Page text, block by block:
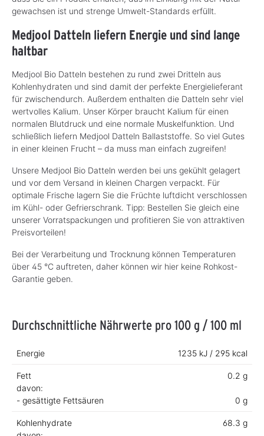
gewachsen ist und strenge Umwelt-Standards erfüllt.
Medjool Datteln liefern Energie und sind lange
haltbar
Medjool Bio Datteln bestehen zu rund zwei Dritteln aus
Kohlenhydraten und sind damit der perfekte Energielieferant
für zwischendurch. Außerdem enthalten die Datteln sehr viel
wertvolles Kalium. Unser Körper braucht Kalium für einen
normalen Blutdruck und eine normale Muskelfunktion. Und
schließlich liefern Medjool Datteln Ballaststoffe. So viel Gutes
in einer kleinen Frucht – da muss man einfach zugreifen!
Unsere Medjool Bio Datteln werden bei uns gekühlt gelagert
und vor dem Versand in kleinen Chargen verpackt. Für
optimale Frische lagern Sie die Früchte luftdicht verschlossen
im Kühl- oder Gefrierschrank. Tipp: Bestellen Sie gleich eine
unserer Vorratspackungen und profitieren Sie von attraktiven
Preisvorteilen!
Bei der Verarbeitung und Trocknung können Temperaturen
über 45 °C auftreten, daher können wir hier keine Rohkost-
Garantie geben.
Durchschnittliche Nährwerte pro 100 g / 100 ml
Energie 1235 kJ / 295 kcal
Fett
davon:
- gesättigte Fettsäuren
0.2 g
0 g
Kohlenhydrate
68.3 g